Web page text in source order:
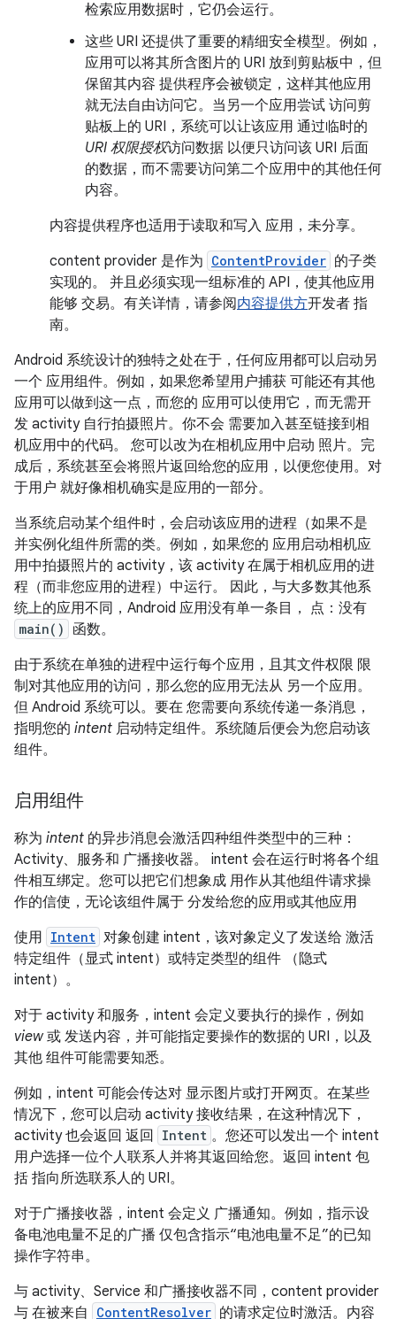
检索应用数据时，它仍会运行。
这些 URI 还提供了重要的精细安全模型。例如，
应用可以将其所含图片的 URI 放到剪贴板中，但
保留其内容 提供程序会被锁定，这样其他应用
就无法自由访问它。当另一个应用尝试 访问剪
贴板上的 URI，系统可以让该应用 通过临时的
URI 权限授权访问数据 以便只访问该 URI 后面
的数据，而不需要访问第二个应用中的其他任何
内容。
内容提供程序也适用于读取和写入 应用，未分享。
content provider 是作为 ContentProvider 的子类
实现的。 并且必须实现一组标准的 API，使其他应用
能够 交易。有关详情，请参阅内容提供方开发者 指
南。
Android 系统设计的独特之处在于，任何应用都可以启动另
一个 应用组件。例如，如果您希望用户捕获 可能还有其他
应用可以做到这一点，而您的 应用可以使用它，而无需开
发 activity 自行拍摄照片。你不会 需要加入甚至链接到相
机应用中的代码。 您可以改为在相机应用中启动 照片。完
成后，系统甚至会将照片返回给您的应用，以便您使用。对
于用户 就好像相机确实是应用的一部分。
当系统启动某个组件时，会启动该应用的进程（如果不是
并实例化组件所需的类。例如，如果您的 应用启动相机应
用中拍摄照片的 activity，该 activity 在属于相机应用的进
程（而非您应用的进程）中运行。 因此，与大多数其他系
统上的应用不同，Android 应用没有单一条目， 点：没有
main()
函数。
由于系统在单独的进程中运行每个应用，且其文件权限 限
制对其他应用的访问，那么您的应用无法从 另一个应用。
但 Android 系统可以。要在 您需要向系统传递一条消息，
指明您的 intent 启动特定组件。系统随后便会为您启动该
组件。
启用组件
称为 intent 的异步消息会激活四种组件类型中的三种：
Activity、服务和 广播接收器。 intent 会在运行时将各个组
件相互绑定。您可以把它们想象成 用作从其他组件请求操
作的信使，无论该组件属于 分发给您的应用或其他应用
使用 Intent 对象创建 intent，该对象定义了发送给 激活
特定组件（显式 intent）或特定类型的组件 （隐式
intent）。
对于 activity 和服务，intent 会定义要执行的操作，例如
view或 发送内容，并可能指定要操作的数据的 URI，以及
其他 组件可能需要知悉。
例如，intent 可能会传达对 显示图片或打开网页。在某些
情况下，您可以启动 activity 接收结果，在这种情况下，
activity 也会返回 返回
Intent 。您还可以发出一个 intent
用户选择一位个人联系人并将其返回给您。返回 intent 包
括 指向所选联系人的 URI。
对于广播接收器，intent 会定义 广播通知。例如，指示设
备电池电量不足的广播 仅包含指示“电池电量不足”的已知
操作字符串。
与 activity、Service 和广播接收器不同，content provider
与 在被来自
ContentResolver 的请求定位时激活。内容